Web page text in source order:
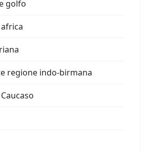
golfo
regione indo-birmana